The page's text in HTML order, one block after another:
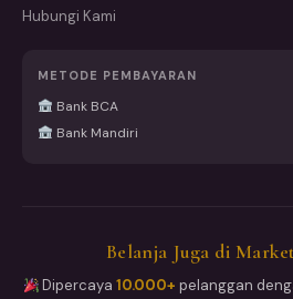
Hubungi Kami
METODE PEMBAYARAN
Bank BCA
Bank Mandiri
Belanja Juga di
Dipercaya10.000+ pelanggan